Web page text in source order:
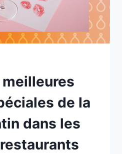
de la
dans les